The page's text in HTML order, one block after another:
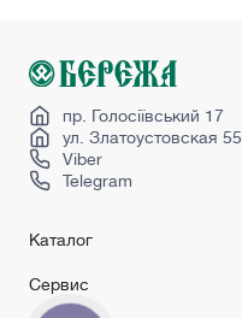
пр. Голосіївський 17
ул. Златоустовская 55
Viber
Telegram
Каталог
Сервис